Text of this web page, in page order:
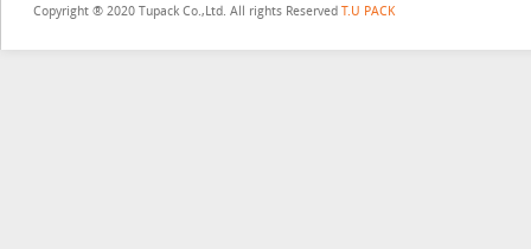
Copyright ® 2020 Tupack Co.,Ltd. All rights Reserved T.U PACK